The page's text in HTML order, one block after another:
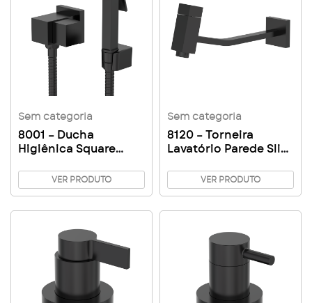
Sem categoria
8001 – Ducha
Higiênica Square
VER PRODUTO
Sem categoria
8120 – Torneira
Lavatório Parede Slim
VER PRODUTO